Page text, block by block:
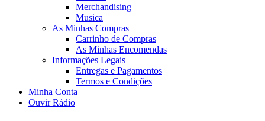
Merchandising
Musica
As Minhas Compras
Carrinho de Compras
As Minhas Encomendas
Informações Legais
Entregas e Pagamentos
Termos e Condições
Minha Conta
Ouvir Rádio